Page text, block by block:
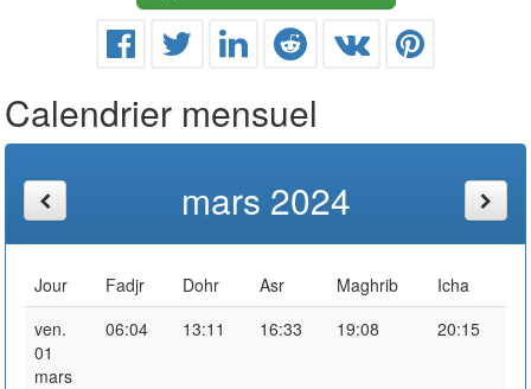
Calendrier mensuel
mars 2024
Jour Fadjr Dohr Asr Maghrib
Icha
ven.
01
mars
06:04 13:11 16:33 19:08 20:15